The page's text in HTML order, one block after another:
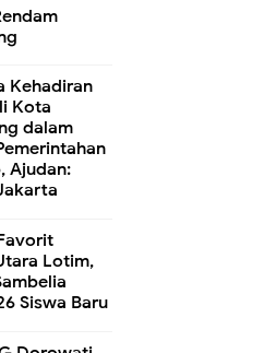
Kehadiran
Kota
dalam
Ajudan:
Lotim,
Siswa Baru